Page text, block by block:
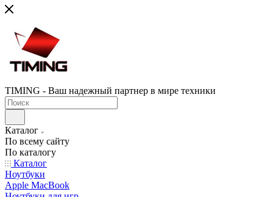
TIMING - Ваш надежный партнер в мире техники
Каталог
По всему сайту
По каталогу
Каталог
Ноутбуки
Apple MacBook